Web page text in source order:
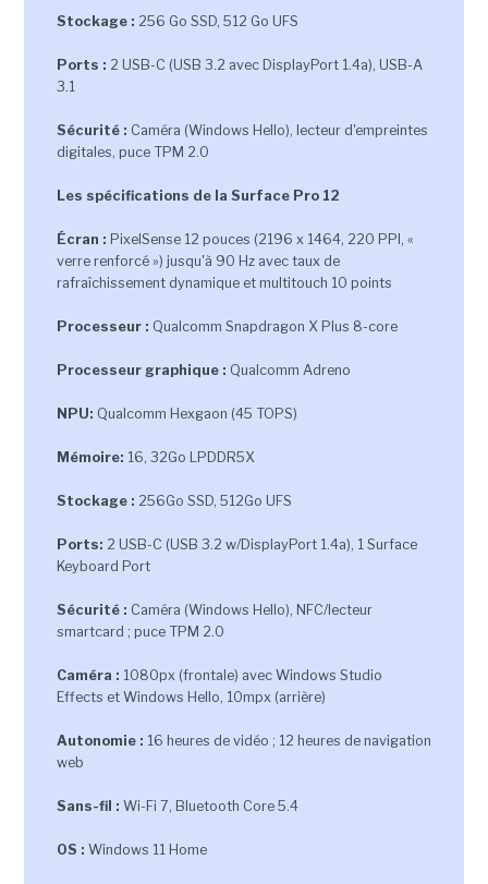
Stockage : 256 Go SSD, 512 Go UFS
Ports : 2 USB-C (USB 3.2 avec DisplayPort 1.4a), USB-A
3.1
Sécurité : Caméra (Windows Hello), lecteur d'empreintes
digitales, puce TPM 2.0
Les spécifications de la Surface Pro 12
Écran : PixelSense 12 pouces (2196 x 1464, 220 PPI, «
verre renforcé ») jusqu'à 90 Hz avec taux de
rafraîchissement dynamique et multitouch 10 points
Processeur : Qualcomm Snapdragon X Plus 8-core
Processeur graphique : Qualcomm Adreno
NPU: Qualcomm Hexgaon (45 TOPS)
Mémoire: 16, 32Go LPDDR5X
Stockage : 256Go SSD, 512Go UFS
Ports: 2 USB-C (USB 3.2 w/DisplayPort 1.4a), 1 Surface
Keyboard Port
Sécurité : Caméra (Windows Hello), NFC/lecteur
smartcard ; puce TPM 2.0
Caméra : 1080px (frontale) avec Windows Studio
Effects et Windows Hello, 10mpx (arrière)
Autonomie : 16 heures de vidéo ; 12 heures de navigation
web
Sans-fil : Wi-Fi 7, Bluetooth Core 5.4
OS : Windows 11 Home